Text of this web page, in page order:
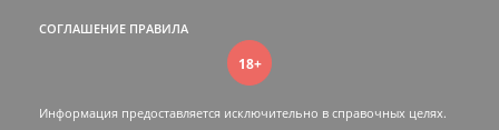
СОГЛАШЕНИЕ ПРАВИЛА
18+
Информация предоставляется исключительно в справочных целях.